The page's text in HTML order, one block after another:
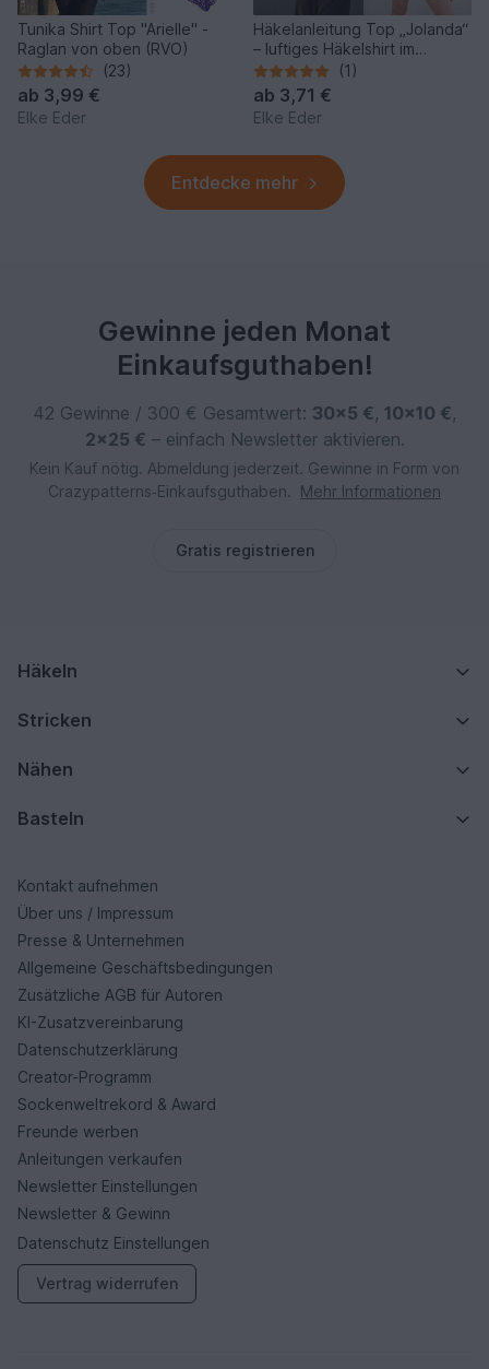
Tunika Shirt Top "Arielle" -
Raglan von oben (RVO)
(23)
ab 3,99 €
Elke Eder
Häkelanleitung Top „Jolanda“
– luftiges Häkelshirt im
Mustermix
(1)
ab 3,71 €
Elke Eder
Entdecke mehr
Gewinne jeden Monat
Einkaufsguthaben!
42 Gewinne / 300 € Gesamtwert: 30×5 €, 10×10 €,
2×25 € – einfach Newsletter aktivieren.
Kein Kauf nötig. Abmeldung jederzeit. Gewinne in Form von
Crazypatterns‑Einkaufsguthaben.
Mehr Informationen
Gratis registrieren
Häkeln
Stricken
Nähen
Basteln
Kontakt aufnehmen
Über uns / Impressum
Presse & Unternehmen
Allgemeine Geschäftsbedingungen
Zusätzliche AGB für Autoren
KI-Zusatzvereinbarung
Datenschutzerklärung
Creator-Programm
Sockenweltrekord & Award
Freunde werben
Anleitungen verkaufen
Newsletter Einstellungen
Newsletter & Gewinn
Datenschutz Einstellungen
Vertrag widerrufen